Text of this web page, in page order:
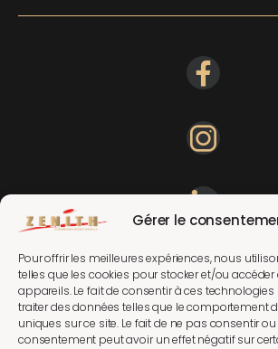
Gérer le
Pour offrir les meilleures expériences, nous
telles que les cookies pour stocker et/ou
appareils. Le fait de consentir à ces
traiter des données telles que le comportement
uniques sur ce site. Le fait de ne pas consentir
consentement peut avoir un effet négatif sur